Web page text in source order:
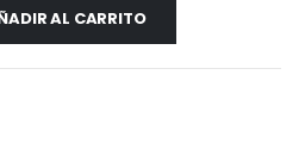
AL CARRITO